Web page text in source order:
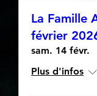
La Famille
février
sam. 14 févr.
Plus d'infos